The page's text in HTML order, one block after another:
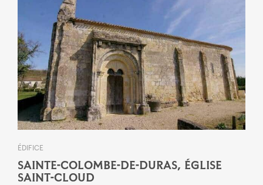
ÉDIFICE
SAINTE-COLOMBE-DE-DURAS, ÉGLISE
SAINT-CLOUD